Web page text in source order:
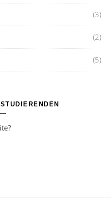
(3)
(2)
(5)